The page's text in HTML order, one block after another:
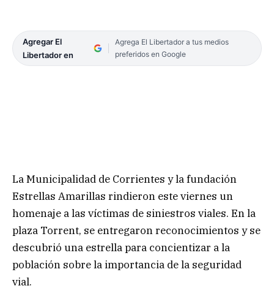
Agregar El
Libertador en
Agrega El Libertador a tus medios
preferidos en Google
La Municipalidad de Corrientes y la fundación
Estrellas Amarillas rindieron este viernes un
homenaje a las víctimas de siniestros viales. En la
plaza Torrent, se entregaron reconocimientos y se
descubrió una estrella para concientizar a la
población sobre la importancia de la seguridad
vial.